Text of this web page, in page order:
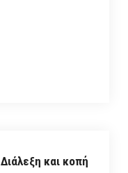
Διάλεξη και κοπή